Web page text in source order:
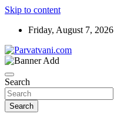
Skip to content
Friday, August 7, 2026
Parvatvani.com
Search
Search